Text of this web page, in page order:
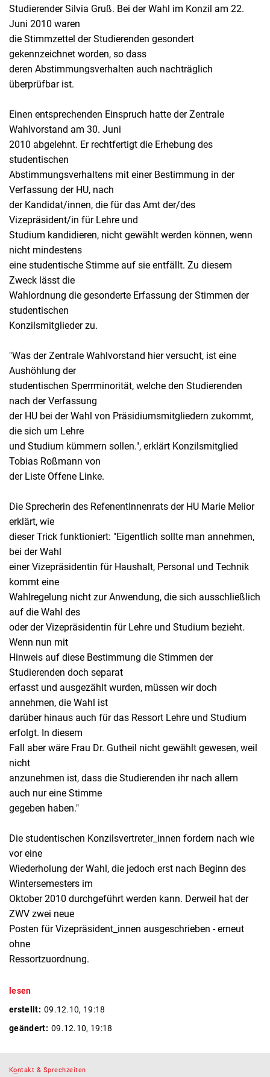
Studierender Silvia Gruß. Bei der Wahl im Konzil am 22.
Juni 2010 waren
die Stimmzettel der Studierenden gesondert
gekennzeichnet worden, so dass
deren Abstimmungsverhalten auch nachträglich
überprüfbar ist.
Einen entsprechenden Einspruch hatte der Zentrale
Wahlvorstand am 30. Juni
2010 abgelehnt. Er rechtfertigt die Erhebung des
studentischen
Abstimmungsverhaltens mit einer Bestimmung in der
Verfassung der HU, nach
der Kandidat/innen, die für das Amt der/des
Vizepräsident/in für Lehre und
Studium kandidieren, nicht gewählt werden können, wenn
nicht mindestens
eine studentische Stimme auf sie entfällt. Zu diesem
Zweck lässt die
Wahlordnung die gesonderte Erfassung der Stimmen der
studentischen
Konzilsmitglieder zu.
"Was der Zentrale Wahlvorstand hier versucht, ist eine
Aushöhlung der
studentischen Sperrminorität, welche den Studierenden
nach der Verfassung
der HU bei der Wahl von Präsidiumsmitgliedern zukommt,
die sich um Lehre
und Studium kümmern sollen.", erklärt Konzilsmitglied
Tobias Roßmann von
der Liste Offene Linke.
Die Sprecherin des RefenentInnenrats der HU Marie Melior
erklärt, wie
dieser Trick funktioniert: "Eigentlich sollte man annehmen,
bei der Wahl
einer Vizepräsidentin für Haushalt, Personal und Technik
kommt eine
Wahlregelung nicht zur Anwendung, die sich ausschließlich
auf die Wahl des
oder der Vizepräsidentin für Lehre und Studium bezieht.
Wenn nun mit
Hinweis auf diese Bestimmung die Stimmen der
Studierenden doch separat
erfasst und ausgezählt wurden, müssen wir doch
annehmen, die Wahl ist
darüber hinaus auch für das Ressort Lehre und Studium
erfolgt. In diesem
Fall aber wäre Frau Dr. Gutheil nicht gewählt gewesen, weil
nicht
anzunehmen ist, dass die Studierenden ihr nach allem
auch nur eine Stimme
gegeben haben."
Die studentischen Konzilsvertreter_innen fordern nach wie
vor eine
Wiederholung der Wahl, die jedoch erst nach Beginn des
Wintersemesters im
Oktober 2010 durchgeführt werden kann. Derweil hat der
ZWV zwei neue
Posten für Vizepräsident_innen ausgeschrieben - erneut
ohne
Ressortzuordnung.
lesen
erstellt: 09.12.10, 19:18
geändert: 09.12.10, 19:18
Kontakt & Sprechzeiten